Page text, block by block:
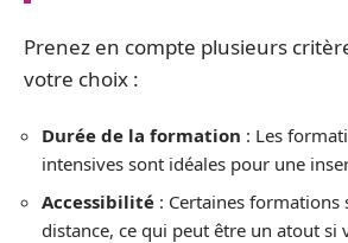
Prenez en compte plusieurs
votre choix :
Durée de la formation : Les
intensives sont idéales pour une
Accessibilité : Certaines formations
distance, ce qui peut être un atout si